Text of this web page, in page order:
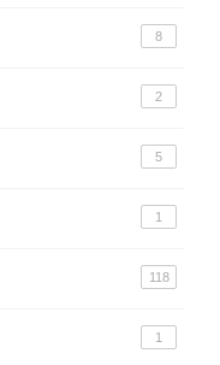
8
2
5
1
118
1